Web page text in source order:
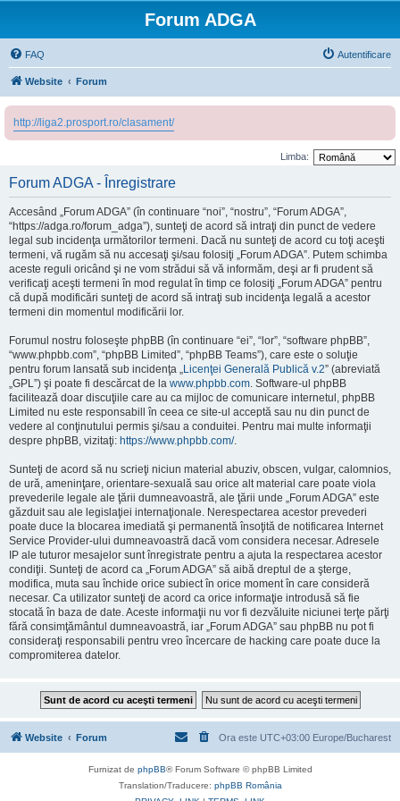
Forum ADGA
FAQ Autentificare
Website Forum
http://liga2.prosport.ro/clasament/
Limba:
Forum ADGA - Înregistrare
Accesând „Forum ADGA” (în continuare “noi”, “nostru”, “Forum ADGA”,
“https://adga.ro/forum_adga”), sunteţi de acord să intraţi din punct de vedere
legal sub incidenţa următorilor termeni. Dacă nu sunteţi de acord cu toţi aceşti
termeni, vă rugăm să nu accesaţi şi/sau folosiţi „Forum ADGA”. Putem schimba
aceste reguli oricând şi ne vom strădui să vă informăm, deşi ar fi prudent să
verificaţi aceşti termeni în mod regulat în timp ce folosiţi „Forum ADGA” pentru
că după modificări sunteţi de acord să intraţi sub incidenţa legală a acestor
termeni din momentul modificării lor.
Forumul nostru foloseşte phpBB (în continuare “ei”, “lor”, “software phpBB”,
“www.phpbb.com”, “phpBB Limited”, “phpBB Teams”), care este o soluţie
pentru forum lansată sub incidenţa „Licenţei Generală Publică v.2” (abreviată
„GPL”) şi poate fi descărcat de la www.phpbb.com. Software-ul phpBB
facilitează doar discuţiile care au ca mijloc de comunicare internetul, phpBB
Limited nu este responsabill în ceea ce site-ul acceptă sau nu din punct de
vedere al conţinutului permis şi/sau a conduitei. Pentru mai multe informaţii
despre phpBB, vizitaţi: https://www.phpbb.com/.
Sunteţi de acord să nu scrieţi niciun material abuziv, obscen, vulgar, calomnios,
de ură, ameninţare, orientare-sexuală sau orice alt material care poate viola
prevederile legale ale ţării dumneavoastră, ale ţării unde „Forum ADGA” este
găzduit sau ale legislaţiei internaţionale. Nerespectarea acestor prevederi
poate duce la blocarea imediată şi permanentă însoţită de notificarea Internet
Service Provider-ului dumneavoastră dacă vom considera necesar. Adresele
IP ale tuturor mesajelor sunt înregistrate pentru a ajuta la respectarea acestor
condiţii. Sunteţi de acord ca „Forum ADGA” să aibă dreptul de a şterge,
modifica, muta sau închide orice subiect în orice moment în care consideră
necesar. Ca utilizator sunteţi de acord ca orice informaţie introdusă să fie
stocată în baza de date. Aceste informaţii nu vor fi dezvăluite niciunei terţe părţi
fără consimţământul dumneavoastră, iar „Forum ADGA” sau phpBB nu pot fi
consideraţi responsabili pentru vreo încercare de hacking care poate duce la
compromiterea datelor.
Website Forum Ora este UTC+03:00 Europe/Bucharest
Furnizat de phpBB® Forum Software © phpBB Limited
Translation/Traducere: phpBB România